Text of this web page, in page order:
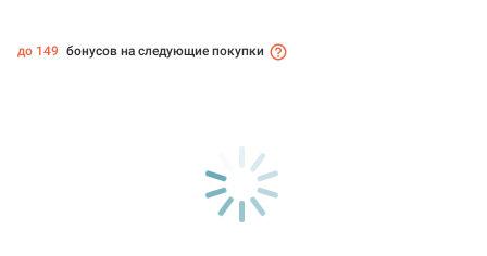
до 149 бонусов на следующие покупки